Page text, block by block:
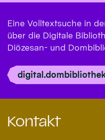
Eine Volltextsuche in
über die Digitale
Diözesan- und
Kontakt